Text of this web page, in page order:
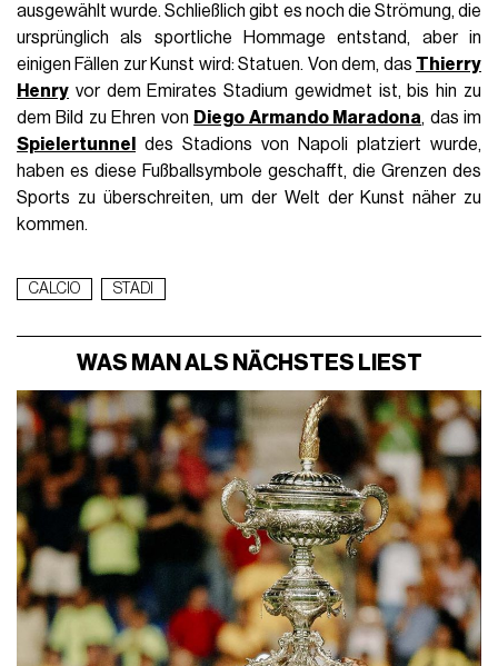
ausgewählt wurde. Schließlich gibt es noch die Strömung, die
ursprünglich als sportliche Hommage entstand, aber in
einigen Fällen zur Kunst wird: Statuen. Von dem, das Thierry
Henry vor dem Emirates Stadium gewidmet ist, bis hin zu
dem Bild zu Ehren von Diego Armando Maradona, das im
Spielertunnel
des Stadions von Napoli platziert wurde,
haben es diese Fußballsymbole geschafft, die Grenzen des
Sports zu überschreiten, um der Welt der Kunst näher zu
kommen.
CALCIO STADI
WAS MAN ALS NÄCHSTES LIEST